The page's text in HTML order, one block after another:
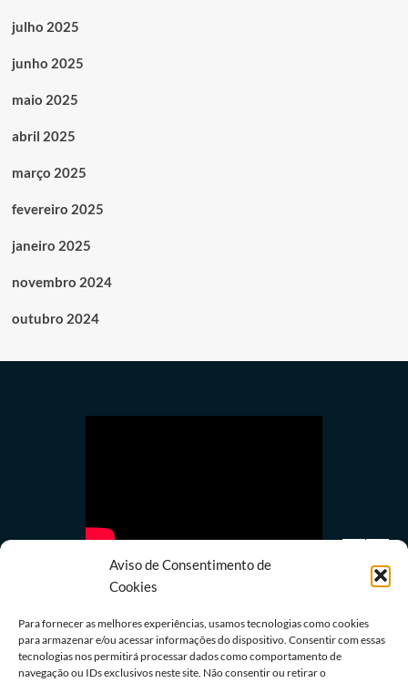
Aviso de Consentimento de
Cookies
Para fornecer as melhores experiências, usamos tecnologias como cookies
para armazenar e/ou acessar informações do dispositivo. Consentir com essas
tecnologias nos permitirá processar dados como comportamento de
navegação ou IDs exclusivos neste site. Não consentir ou retirar o
julho 2025
junho 2025
maio 2025
abril 2025
março 2025
fevereiro 2025
janeiro 2025
novembro 2024
outubro 2024
Últimas notícias